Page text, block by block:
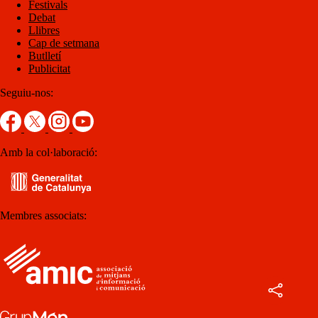
Festivals
Debat
Llibres
Cap de setmana
Butlletí
Publicitat
Seguiu-nos:
Amb la col·laboració:
Membres associats: